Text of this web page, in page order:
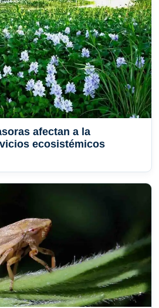
afectan a la
ecosistémicos